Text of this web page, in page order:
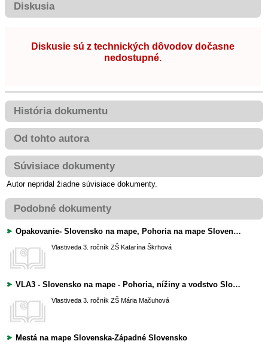
Diskusia
Diskusie sú z technických dôvodov dočasne
nedostupné.
História dokumentu
Od tohto autora
Súvisiace dokumenty
Autor nepridal žiadne súvisiace dokumenty.
Podobné dokumenty
Opakovanie- Slovensko na mape, Pohoria na mape Slovenska, Nížiny na mape Slovenska, Vodstvo na mape Slovenska
Vlastiveda 3. ročník ZŠ Katarína Škrhová
VLA3 - Slovensko na mape - Pohoria, nížiny a vodstvo Slovenska
Vlastiveda 3. ročník ZŠ Mária Mačuhová
Mestá na mape Slovenska-Západné Slovensko